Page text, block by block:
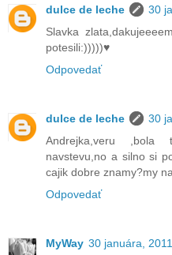
dulce de leche
30
Slavka
potesili:)))))♥
Odpovedať
dulce de leche
30
Andrejka,veru ,bola
navstevu,no a silno si
cajik dobre znamy?my
Odpovedať
MyWay 30 januára,